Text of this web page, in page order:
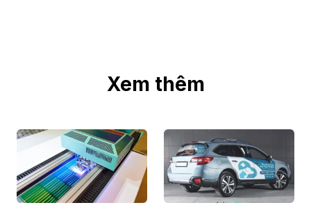
Xem thêm